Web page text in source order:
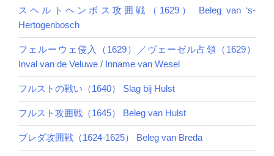
スヘルトヘンボス攻囲戦（1629） Beleg van ‘s-
Hertogenbosch
フェルーウェ侵入（1629）／ヴェーゼル占領（1629）
Inval van de Veluwe / Inname van Wesel
フルストの戦い（1640） Slag bij Hulst
フルスト攻囲戦（1645） Beleg van Hulst
ブレダ攻囲戦（1624-1625） Beleg van Breda